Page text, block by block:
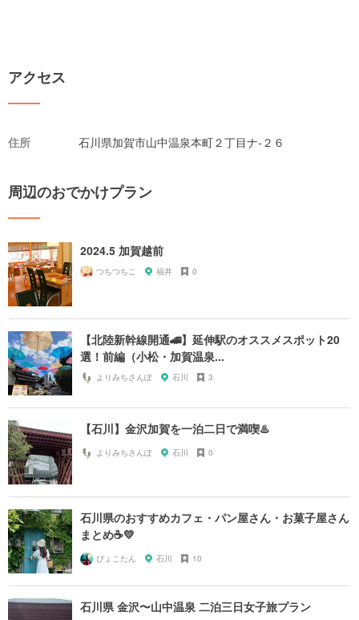
アクセス
住所 石川県加賀市山中温泉本町２丁目ナ-２６
周辺のおでかけプラン
2024.5 加賀越前
つちつちこ 福井 0
【北陸新幹線開通🚄】延伸駅のオススメスポット20
選！前編（小松・加賀温泉...
よりみちさんぽ 石川 3
【石川】金沢加賀を一泊二日で満喫♨️
よりみちさんぽ 石川 0
石川県のおすすめカフェ・パン屋さん・お菓子屋さん
まとめ☕️💛
ぴょこたん 石川 10
石川県 金沢〜山中温泉 二泊三日女子旅プラン